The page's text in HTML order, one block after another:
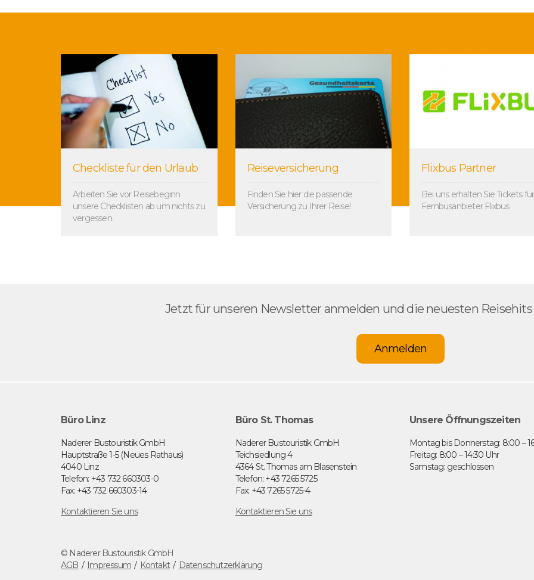
Checkliste für den Urlaub
Arbeiten Sie vor Reisebeginn
unsere Checklisten ab um nichts zu
vergessen.
Reiseversicherung
Finden Sie hier die passende
Versicherung zu Ihrer Reise!
Flixbus Partner
Bei uns erhalten Sie Tickets
Fernbusanbieter Flixbus
Jetzt für unseren Newsletter anmelden und die neuesten Reisehits
Anmelden
Büro Linz
Naderer Bustouristik GmbH
Hauptstraße 1-5 (Neues Rathaus)
4040 Linz
Telefon: +43 732 660303-0
Fax: +43 732 660303-14
Kontaktieren Sie uns
Büro St. Thomas
Naderer Bustouristik GmbH
Teichsiedlung 4
4364 St. Thomas am Blasenstein
Telefon: +43 7265 5725
Fax: +43 7265 5725-4
Kontaktieren Sie uns
© Naderer Bustouristik GmbH
AGB
Impressum Kontakt Datenschutzerklärung
Unsere Öffnungszeiten
Montag bis Donnerstag: 8:00 –
Freitag: 8:00 – 14:30 Uhr
Samstag: geschlossen